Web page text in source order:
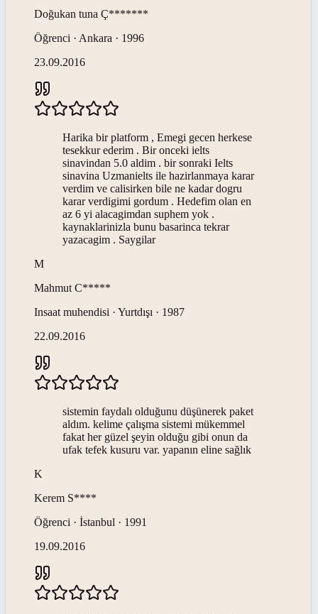
Doğukan tuna Ç*******
Öğrenci · Ankara · 1996
23.09.2016
Harika bir platform , Emegi gecen herkese
tesekkur ederim . Bir onceki ielts
sinavindan 5.0 aldim . bir sonraki Ielts
sinavina Uzmanielts ile hazirlanmaya karar
verdim ve calisirken bile ne kadar dogru
karar verdigimi gordum . Hedefim olan en
az 6 yi alacagimdan suphem yok .
kaynaklarinizla bunu basarinca tekrar
yazacagim . Saygilar
M
Mahmut C*****
Insaat muhendisi · Yurtdışı · 1987
22.09.2016
sistemin faydalı olduğunu düşünerek paket
aldım. kelime çalışma sistemi mükemmel
fakat her güzel şeyin olduğu gibi onun da
ufak tefek kusuru var. yapanın eline sağlık
K
Kerem S****
Öğrenci · İstanbul · 1991
19.09.2016